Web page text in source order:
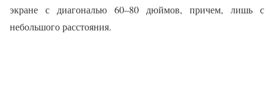
экране с диагональю 60–80 дюймов, причем, лишь с
небольшого расстояния.